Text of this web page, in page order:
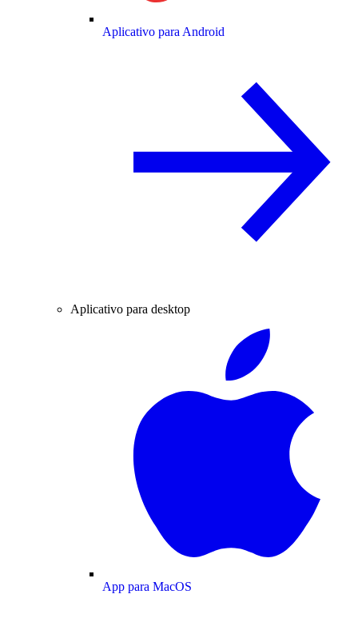
Aplicativo para Android
Aplicativo para desktop
App para MacOS